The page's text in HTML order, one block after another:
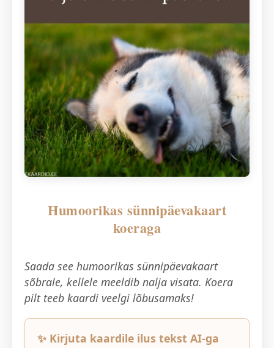
Humoorikas sünnipäevakaart
koeraga
Saada see humoorikas sünnipäevakaart
sõbrale, kellele meeldib nalja visata. Koera
pilt teeb kaardi veelgi lõbusamaks!
✨ Kirjuta kaardile ilus tekst AI-ga